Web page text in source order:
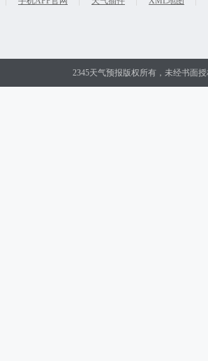
2345天气预报版权所有，未经书面